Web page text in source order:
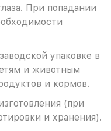
При попадании
упаковке в
и животным
и кормов.
(при
и хранения).